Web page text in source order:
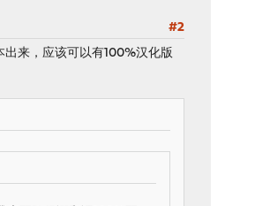
#2
来，应该可以有100%汉化版